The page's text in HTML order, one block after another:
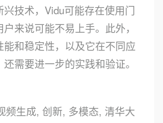
技术，Vidu可能存在使用门
来说可能不易上手。此外，
和稳定性，以及它在不同应
需要进一步的实践和验证。
频生成, 创新, 多模态, 清华大